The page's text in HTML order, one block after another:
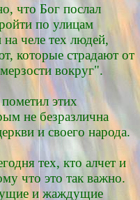
что Бог послал
по улицам
челе тех людей,
которые страдают от
вокруг".
этих
не безразлична
и своего народа.
тех, кто алчет и
что это так важно.
и жаждущие